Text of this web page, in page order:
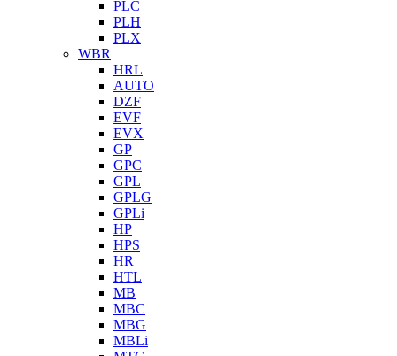
PLC
PLH
PLX
WBR
HRL
AUTO
DZF
EVF
EVX
GP
GPC
GPL
GPLG
GPLi
HP
HPS
HR
HTL
MB
MBC
MBG
MBLi